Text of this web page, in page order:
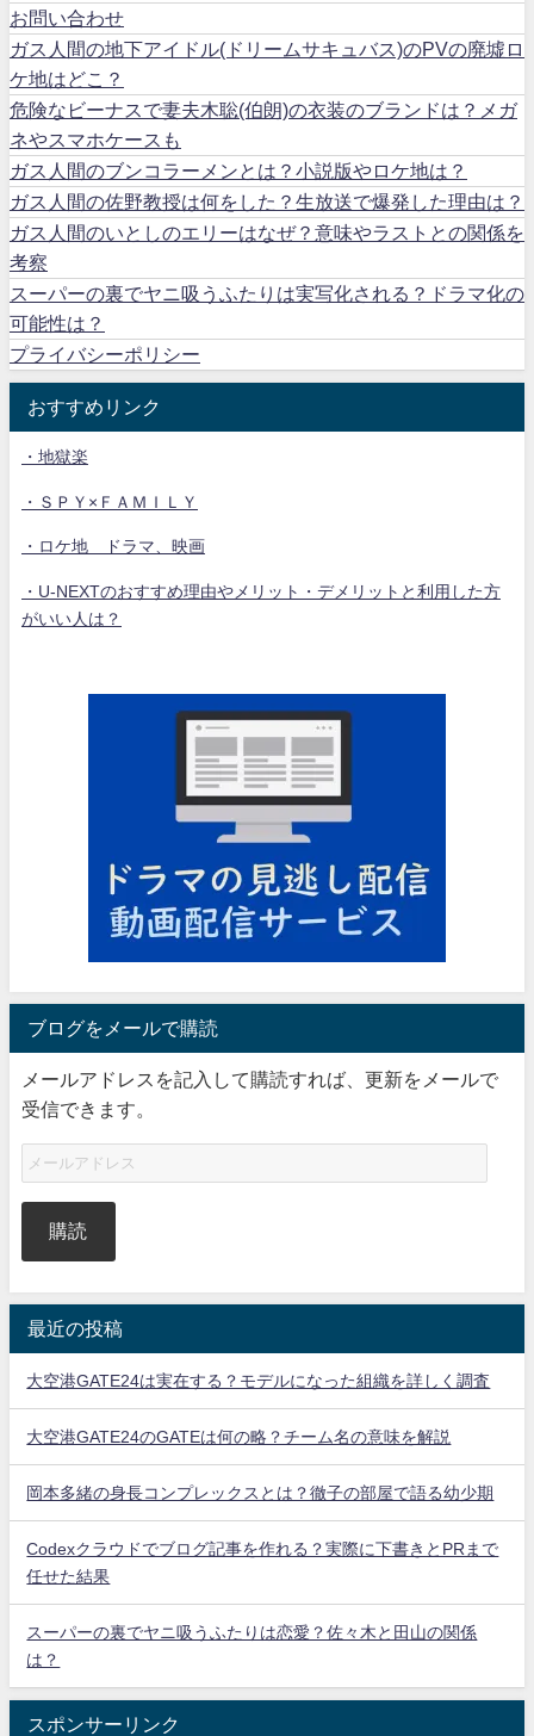
お問い合わせ
ガス人間の地下アイドル(ドリームサキュバス)のPVの廃墟ロ
ケ地はどこ？
危険なビーナスで妻夫木聡(伯朗)の衣装のブランドは？メガ
ネやスマホケースも
ガス人間のブンコラーメンとは？小説版やロケ地は？
ガス人間の佐野教授は何をした？生放送で爆発した理由は？
ガス人間のいとしのエリーはなぜ？意味やラストとの関係を
考察
スーパーの裏でヤニ吸うふたりは実写化される？ドラマ化の
可能性は？
プライバシーポリシー
おすすめリンク
・地獄楽
・ＳＰＹ×ＦＡＭＩＬＹ
・ロケ地 ドラマ、映画
・U-NEXTのおすすめ理由やメリット・デメリットと利用した方
がいい人は？
ブログをメールで購読
メールアドレスを記入して購読すれば、更新をメールで
受信できます。
購読
最近の投稿
大空港GATE24は実在する？モデルになった組織を詳しく調査
大空港GATE24のGATEは何の略？チーム名の意味を解説
岡本多緒の身長コンプレックスとは？徹子の部屋で語る幼少期
Codexクラウドでブログ記事を作れる？実際に下書きとPRまで
任せた結果
スーパーの裏でヤニ吸うふたりは恋愛？佐々木と田山の関係
は？
スポンサーリンク